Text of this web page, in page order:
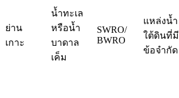
ย่าน
เกาะ
น้ำทะเล
หรือน้ำ
บาดาล
เค็ม
SWRO/
BWRO
แหล่งน้ำ
ใต้ดินที่มี
ข้อจำกัด